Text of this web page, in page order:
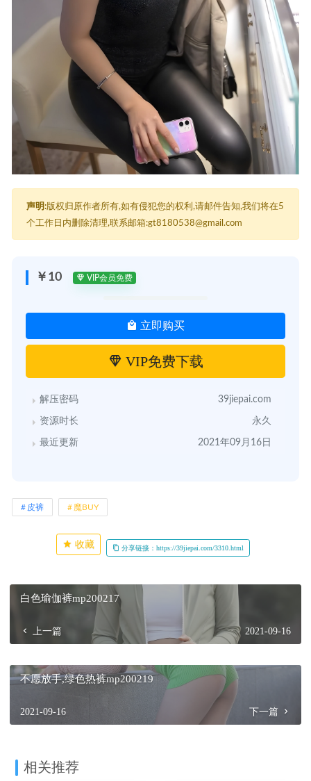
声明:版权归原作者所有,如有侵犯您的权利,请邮件告知,我们将在5
个工作日内删除清理,联系邮箱:gt8180538@gmail.com
￥10 VIP会员免费
立即购买
VIP免费下载
解压密码 39jiepai.com
资源时长 永久
最近更新 2021年09月16日
皮裤 魔BUY
收藏 分享链接：https://39jiepai.com/3310.html
白色瑜伽裤mp200217
上一篇 2021-09-16
不愿放手,绿色热裤mp200219
2021-09-16 下一篇
相关推荐